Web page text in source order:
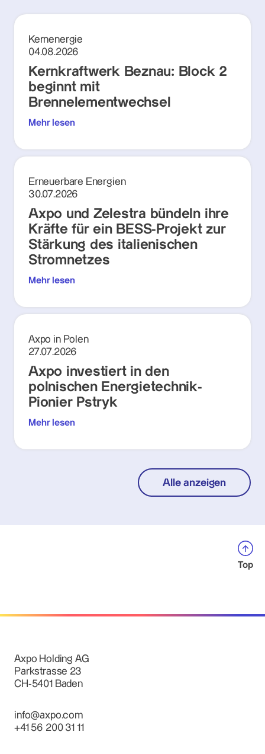
Kernenergie
04.08.2026
Kernkraftwerk Beznau: Block 2
beginnt mit
Brennelementwechsel
Mehr lesen
Erneuerbare Energien
30.07.2026
Axpo und Zelestra bündeln ihre
Kräfte für ein BESS-Projekt zur
Stärkung des italienischen
Stromnetzes
Mehr lesen
Axpo in Polen
27.07.2026
Axpo investiert in den
polnischen Energietechnik-
Pionier Pstryk
Mehr lesen
Alle anzeigen
Top
Axpo Holding AG
Parkstrasse 23
CH-5401 Baden
info@axpo.com
+41 56 200 31 11